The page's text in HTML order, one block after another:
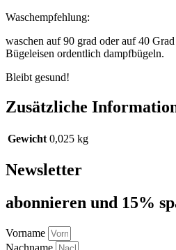
Waschempfehlung:
waschen auf 90 grad oder auf 40
Bügeleisen ordentlich dampfbügeln.
Bleibt gesund!
Zusätzliche
Gewicht 0,025 kg
Newsletter
abon­nie­ren und 15%
Vorname